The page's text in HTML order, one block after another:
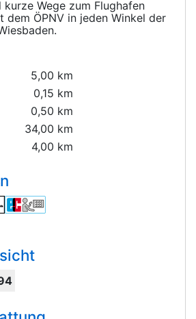
Wege zum Flughafen
dem ÖPNV in jeden Winkel der
5,00 km
0,15 km
0,50 km
34,00 km
4,00 km